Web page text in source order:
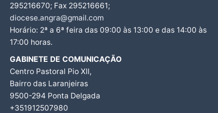
295216670; Fax 295216661;
diocese.angra@gmail.com
Horário: 2ª a 6ª feira das 09:00 às 13:00 e das 14:00 às
17:00 horas.
GABINETE DE COMUNICAÇÃO
Centro Pastoral Pio XII,
Bairro das Laranjeiras
9500-294 Ponta Delgada
+351912507980